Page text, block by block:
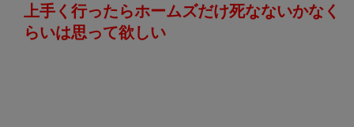
上手く行ったらホームズだけ死なないかなく
らいは思って欲しい